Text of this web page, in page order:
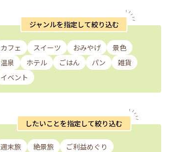
ジャンルを指定して絞り込む
カフェ スイーツ おみやげ
景色
温泉
ホテル ごはん パン
雑貨
イベント
したいことを指定して絞り込む
週末旅 絶景旅
ご利益めぐり